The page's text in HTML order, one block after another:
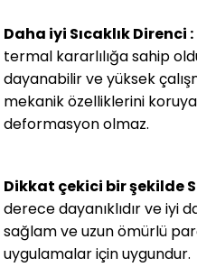
Daha iyi Sıcaklık Direnci :
termal kararlılığa sahip
dayanabilir ve yüksek
mekanik özelliklerini
deformasyon olmaz.
Dikkat çekici bir şekilde
derece dayanıklıdır ve iyi
sağlam ve uzun ömürlü
uygulamalar için uygundur.